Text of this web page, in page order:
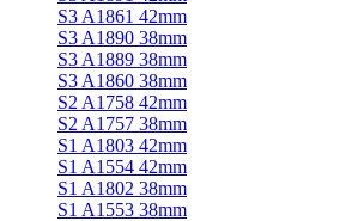
S3 A1861 42mm
S3 A1890 38mm
S3 A1889 38mm
S3 A1860 38mm
S2 A1758 42mm
S2 A1757 38mm
S1 A1803 42mm
S1 A1554 42mm
S1 A1802 38mm
S1 A1553 38mm